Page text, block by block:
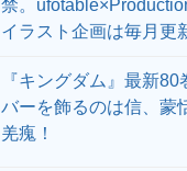
禁。
イラスト企画は毎月更
『キングダム』最新
バーを飾るのは信、蒙
羌瘣！